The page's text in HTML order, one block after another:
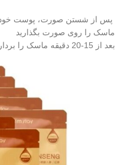
پس از شستن صورت، پوست خود را
ماسک را روی صورت بگذارید
بعد از 15-20 دقیقه ماسک را بردارید.